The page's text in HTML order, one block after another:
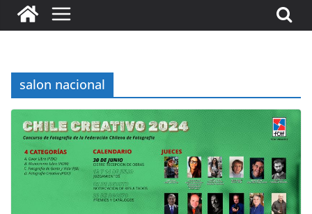
salon nacional